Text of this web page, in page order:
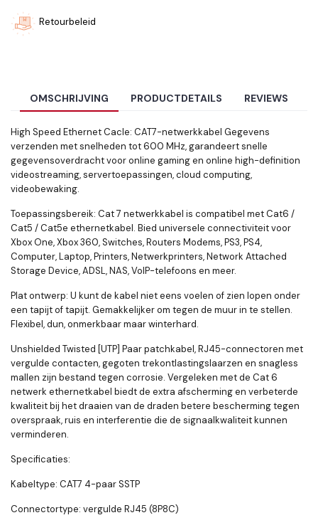
Retourbeleid
OMSCHRIJVING PRODUCTDETAILS REVIEWS
High Speed ​​Ethernet Cacle: CAT7-netwerkkabel Gegevens
verzenden met snelheden tot 600 MHz, garandeert snelle
gegevensoverdracht voor online gaming en online high-definition
videostreaming, servertoepassingen, cloud computing,
videobewaking.
Toepassingsbereik: Cat 7 netwerkkabel is compatibel met Cat6 /
Cat5 / Cat5e ethernetkabel. Bied universele connectiviteit voor
Xbox One, Xbox 360, Switches, Routers Modems, PS3, PS4,
Computer, Laptop, Printers, Netwerkprinters, Network Attached
Storage Device, ADSL, NAS, VoIP-telefoons en meer.
Plat ontwerp: U kunt de kabel niet eens voelen of zien lopen onder
een tapijt of tapijt. Gemakkelijker om tegen de muur in te stellen.
Flexibel, dun, onmerkbaar maar winterhard.
Unshielded Twisted [UTP] Paar patchkabel, RJ45-connectoren met
vergulde contacten, gegoten trekontlastingslaarzen en snagless
mallen zijn bestand tegen corrosie. Vergeleken met de Cat 6
netwerk ethernetkabel biedt de extra afscherming en verbeterde
kwaliteit bij het draaien van de draden betere bescherming tegen
overspraak, ruis en interferentie die de signaalkwaliteit kunnen
verminderen.
Specificaties:
Kabeltype: CAT7 4-paar SSTP
Connectortype: vergulde RJ45 (8P8C)